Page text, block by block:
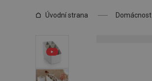
Úvodní strana Domácnost